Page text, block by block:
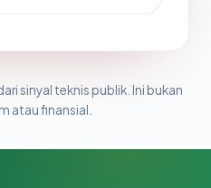
sinyal teknis publik. Ini bukan
atau finansial.